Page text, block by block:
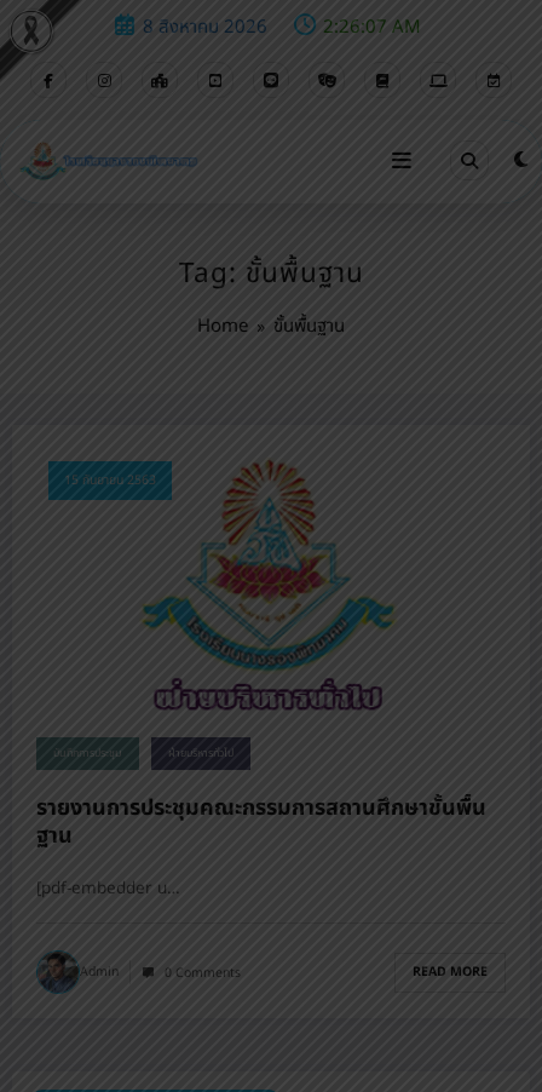
8 สิงหาคม 2026 2:26:07 AM
Tag: ขั้นพื้นฐาน
Home ขั้นพื้นฐาน
15 กันยายน 2563
บันทึกการประชุม ฝ่ายบริหารทั่วไป
รายงานการประชุมคณะกรรมการสถานศึกษาขั้นพื้น
ฐาน
[pdf-embedder u…
Admin 0 Comments READ MORE